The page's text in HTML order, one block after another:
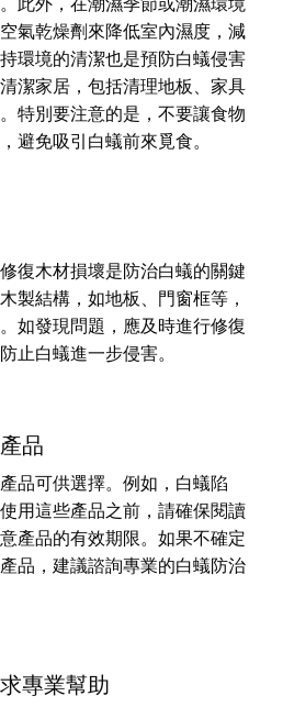
氣乾燥劑來降低室內濕度，減
環境的清潔也是預防白蟻侵害
潔家居，包括清理地板、家具
特別要注意的是，不要讓食物
避免吸引白蟻前來覓食。
復木材損壞是防治白蟻的關鍵
製結構，如地板、門窗框等，
如發現問題，應及時進行修復
止白蟻進一步侵害。
品
品可供選擇。例如，白蟻陷
用這些產品之前，請確保閱讀
產品的有效期限。如果不確定
品，建議諮詢專業的白蟻防治
專業幫助